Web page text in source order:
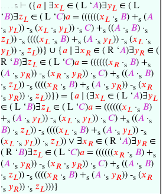
. . . . 5 ⊢ ({𝑎 ∣ ∃𝑥𝐿 ∈ ( L ‘𝐴)∃𝑦𝐿 ∈ ( L
‘𝐵)∃𝑧𝐿 ∈ ( L ‘𝐶)𝑎 = ((((((𝑥𝐿 ·s 𝐵) +s (𝐴
·s 𝑦𝐿)) -s (𝑥𝐿 ·s 𝑦𝐿)) ·s 𝐶) +s ((𝐴 ·s 𝐵) ·s
𝑧𝐿)) -s ((((𝑥𝐿 ·s 𝐵) +s (𝐴 ·s 𝑦𝐿)) -s (𝑥𝐿 ·s
𝑦𝐿)) ·s 𝑧𝐿))} ∪ {𝑎 ∣ ∃𝑥𝑅 ∈ ( R ‘𝐴)∃𝑦𝑅 ∈ (
R ‘𝐵)∃𝑧𝐿 ∈ ( L ‘𝐶)𝑎 = ((((((𝑥𝑅 ·s 𝐵) +s
(𝐴 ·s 𝑦𝑅)) -s (𝑥𝑅 ·s 𝑦𝑅)) ·s 𝐶) +s ((𝐴 ·s 𝐵)
·s 𝑧𝐿)) -s ((((𝑥𝑅 ·s 𝐵) +s (𝐴 ·s 𝑦𝑅)) -s (𝑥𝑅
·s 𝑦𝑅)) ·s 𝑧𝐿))}) = {𝑎 ∣ (∃𝑥𝐿 ∈ ( L ‘𝐴)∃𝑦𝐿
∈ ( L ‘𝐵)∃𝑧𝐿 ∈ ( L ‘𝐶)𝑎 = ((((((𝑥𝐿 ·s 𝐵)
+s (𝐴 ·s 𝑦𝐿)) -s (𝑥𝐿 ·s 𝑦𝐿)) ·s 𝐶) +s ((𝐴 ·s
𝐵) ·s 𝑧𝐿)) -s ((((𝑥𝐿 ·s 𝐵) +s (𝐴 ·s 𝑦𝐿)) -s
(𝑥𝐿 ·s 𝑦𝐿)) ·s 𝑧𝐿)) ∨ ∃𝑥𝑅 ∈ ( R ‘𝐴)∃𝑦𝑅 ∈
( R ‘𝐵)∃𝑧𝐿 ∈ ( L ‘𝐶)𝑎 = ((((((𝑥𝑅 ·s 𝐵) +s
(𝐴 ·s 𝑦𝑅)) -s (𝑥𝑅 ·s 𝑦𝑅)) ·s 𝐶) +s ((𝐴 ·s 𝐵)
·s 𝑧𝐿)) -s ((((𝑥𝑅 ·s 𝐵) +s (𝐴 ·s 𝑦𝑅)) -s (𝑥𝑅
·s 𝑦𝑅)) ·s 𝑧𝐿)))}